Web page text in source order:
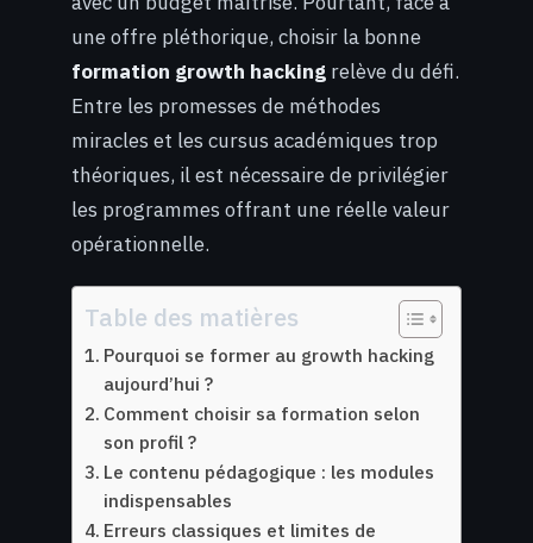
une offre pléthorique, choisir la bonne
formation growth hacking relève du défi.
Entre les promesses de méthodes
miracles et les cursus académiques trop
théoriques, il est nécessaire de privilégier
les programmes offrant une réelle valeur
opérationnelle.
Table des matières
Pourquoi se former au growth hacking
aujourd’hui ?
Comment choisir sa formation selon
son profil ?
Le contenu pédagogique : les modules
indispensables
Erreurs classiques et limites de